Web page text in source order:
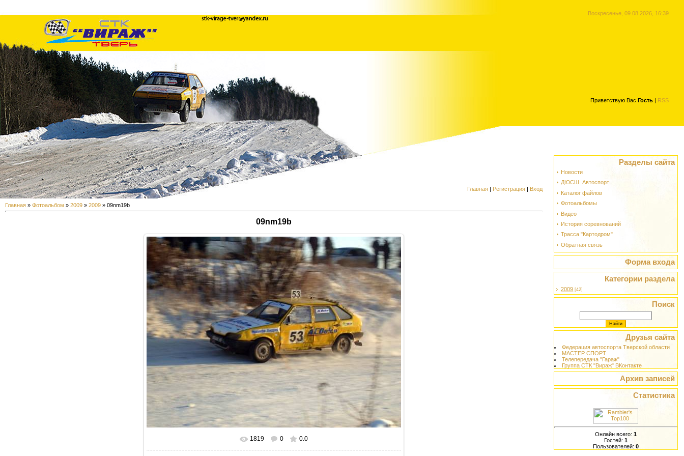
Воскресенье, 09.08.2026, 16:39
Приветствую Вас Гость | RSS
Главная | Регистрация | Вход
Главная » Фотоальбом » 2009 » 2009 » 09nm19b
09nm19b
В реальном размере 640x480
1819 0 0.0
Разделы сайта
Новости
ДЮСШ. Автоспорт
Каталог файлов
Фотоальбомы
Видео
История соревнований
Трасса "Картодром"
Обратная связь
Форма входа
Категории раздела
2009 [42]
Поиск
Друзья сайта
Федерация автоспорта Тверской области
МАСТЕР СПОРТ
Телепередача "Гараж"
Группа СТК "Вираж" ВКонтакте
Архив записей
Статистика
Онлайн всего: 1
Гостей: 1
Пользователей: 0